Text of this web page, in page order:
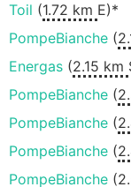
Toil (1.72 km E)*
PompeBianche (
Energas (2.15 km
PompeBianche (
PompeBianche (
PompeBianche (
PompeBianche (